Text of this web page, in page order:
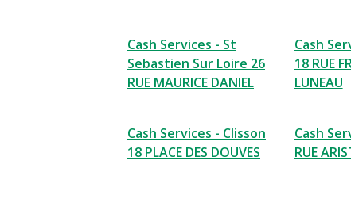
Cash Services - St
Sebastien Sur Loire 26
RUE MAURICE DANIEL
Cash
18 RUE
LUNEAU
Cash Services - Clisson
18 PLACE DES DOUVES
Cash
RUE